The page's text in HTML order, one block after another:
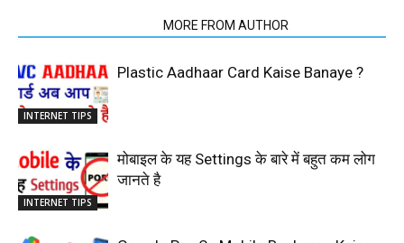
MORE FROM AUTHOR
INTERNET TIPS
Plastic Aadhaar Card Kaise Banaye ?
INTERNET TIPS
मोबाइल के यह Settings के बारे में बहुत कम लोग
जानते है